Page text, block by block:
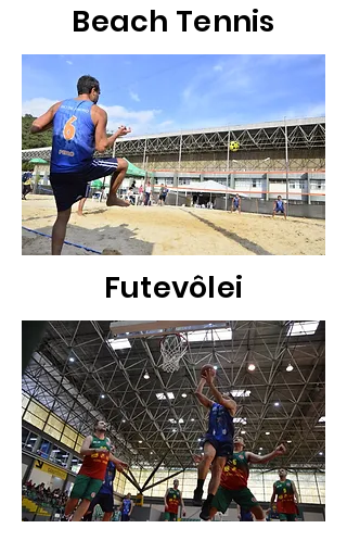
Beach Tennis
Futevôlei